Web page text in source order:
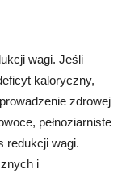
wagi. Jeśli
kaloryczny,
zdrowej
pełnoziarniste
redukcji wagi.
i